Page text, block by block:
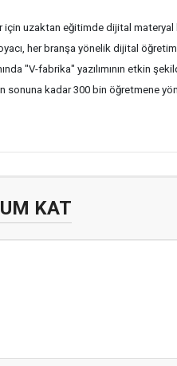
için uzaktan eğitimde dijital materyal
her branşa yönelik dijital
"V-fabrika" yazılımının etkin
sonuna kadar 300 bin öğretmene
KAT